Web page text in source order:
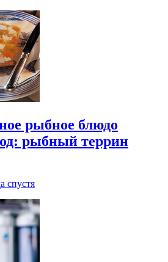
рыбное блюдо
рыбный террин
спустя